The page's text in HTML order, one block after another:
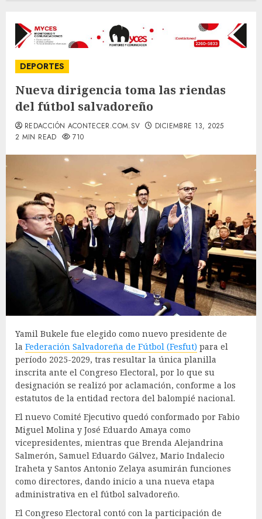
DEPORTES
Nueva dirigencia toma las riendas
del fútbol salvadoreño
REDACCIÓN ACONTECER.COM.SV
DICIEMBRE 13, 2025
2 MIN READ
710
Yamil Bukele fue elegido como nuevo presidente de
la Federación Salvadoreña de Fútbol (Fesfut) para el
período 2025-2029, tras resultar la única planilla
inscrita ante el Congreso Electoral, por lo que su
designación se realizó por aclamación, conforme a los
estatutos de la entidad rectora del balompié nacional.
El nuevo Comité Ejecutivo quedó conformado por Fabio
Miguel Molina y José Eduardo Amaya como
vicepresidentes, mientras que Brenda Alejandrina
Salmerón, Samuel Eduardo Gálvez, Mario Indalecio
Iraheta y Santos Antonio Zelaya asumirán funciones
como directores, dando inicio a una nueva etapa
administrativa en el fútbol salvadoreño.
El Congreso Electoral contó con la participación de